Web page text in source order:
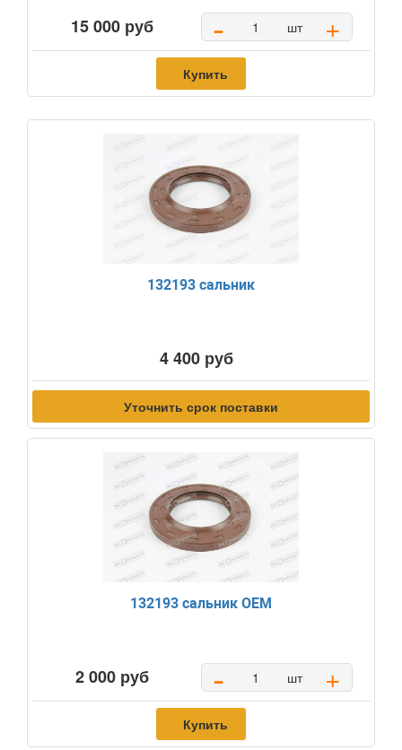
15 000 руб - шт +
Купить
132193 сальник
4 400 руб
Уточнить срок поставки
132193 сальник OEM
2 000 руб - шт +
Купить